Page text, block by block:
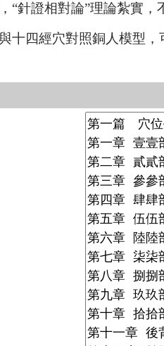
“針證相對論”理論紮實，
十四經穴對照銅人模型，